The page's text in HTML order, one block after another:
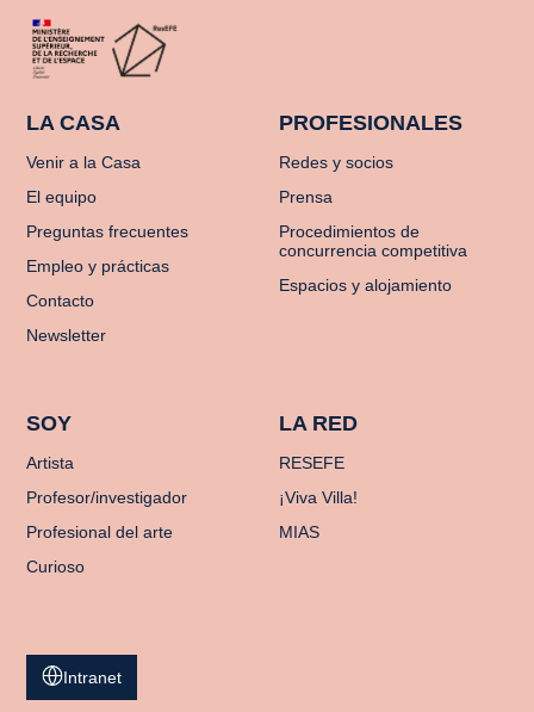
LA CASA
Venir a la Casa
El equipo
Preguntas frecuentes
Empleo y prácticas
Contacto
Newsletter
PROFESIONALES
Redes y socios
Prensa
Procedimientos de
concurrencia competitiva
Espacios y alojamiento
SOY
Artista
Profesor/investigador
Profesional del arte
Curioso
LA RED
RESEFE
¡Viva Villa!
MIAS
Intranet